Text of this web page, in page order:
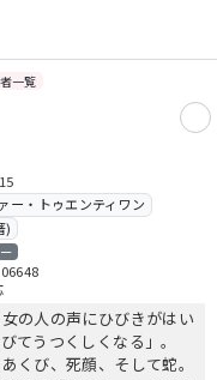
一覧
ー・トゥエンティワン
)
女の人の声にひびきがはい
てうつくしくなる」。
くび、死顔、そして蛇。